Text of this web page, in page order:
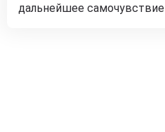
дальнейшее самочувствие